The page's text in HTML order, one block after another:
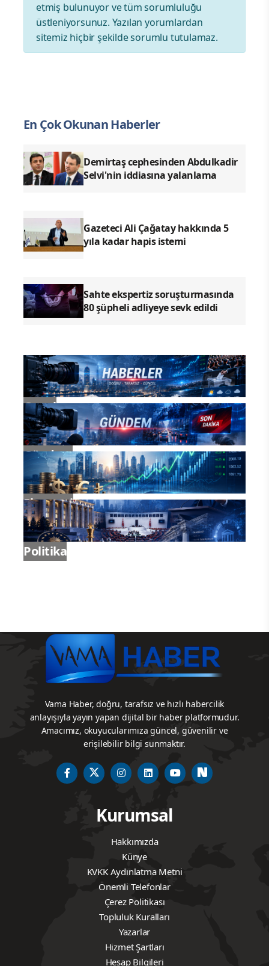
etmiş bulunuyor ve tüm sorumluluğu
üstleniyorsunuz. Yazılan yorumlardan
sitemiz hiçbir şekilde sorumlu tutulamaz.
En Çok Okunan Haberler
Demirtaş cephesinden Abdulkadir
Selvi'nin iddiasına yalanlama
Gazeteci Ali Çağatay hakkında 5
yıla kadar hapis istemi
Sahte ekspertiz soruşturmasında
80 şüpheli adliyeye sevk edildi
Genel
Gündem
Ekonomi
Politika
Vama Haber, doğru, tarafsız ve hızlı habercilik
anlayışıyla yayın yapan dijital bir haber platformudur.
Amacımız, okuyucularımıza güncel, güvenilir ve
erişilebilir bilgi sunmaktır.
Kurumsal
Hakkımızda
Künye
KVKK Aydınlatma Metni
Önemli Telefonlar
Çerez Politikası
Topluluk Kuralları
Yazarlar
Hizmet Şartları
Hesap Bilgileri